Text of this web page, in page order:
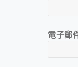
電子郵